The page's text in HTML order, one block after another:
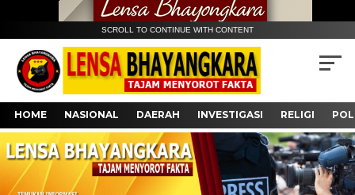
SCROLL TO CONTINUE WITH CONTENT
HOME NASIONAL DAERAH INVESTIGASI RELIGI